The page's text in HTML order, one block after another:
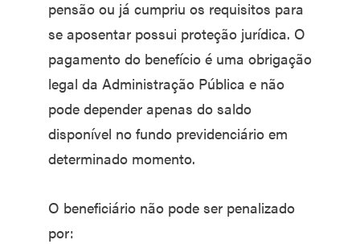
pensão ou já cumpriu os requisitos para
se aposentar possui proteção jurídica. O
pagamento do benefício é uma obrigação
legal da Administração Pública e não
pode depender apenas do saldo
disponível no fundo previdenciário em
determinado momento.
O beneficiário não pode ser penalizado
por: